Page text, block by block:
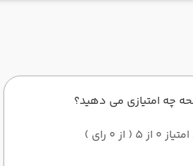
چه امتیازی می دهید؟
5 ( از 0 رای )